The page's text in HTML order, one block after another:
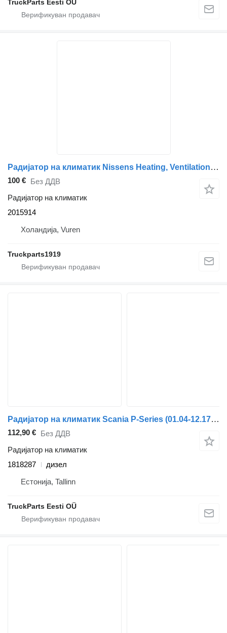
TruckParts Eesti OÜ
Радијатор на климатик Nissens Heating, Ventilation & AC Airco condensor DAF 2015914 за камион
100 € Без ДДВ
Радијатор на климатик
2015914
Холандија, Vuren
Truckparts1919
Радијатор на климатик Scania P-Series (01.04-12.17) 1818287 за камион влекач Scania P,G,R,T-series (2004-2017)
112,90 € Без ДДВ
Радијатор на климатик
1818287
дизел
Естонија, Tallinn
TruckParts Eesti OÜ